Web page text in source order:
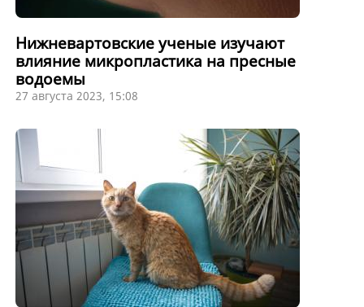
Нижневартовские ученые изучают
влияние микропластика на пресные
водоемы
27 августа 2023, 15:08